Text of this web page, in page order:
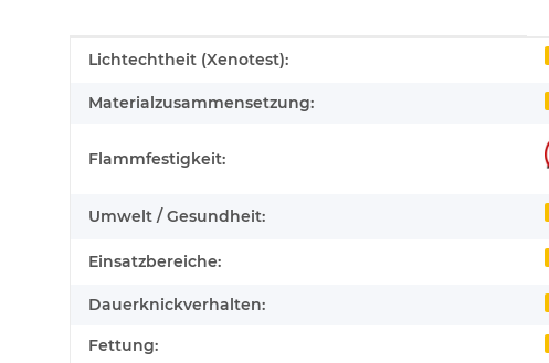
Produkteigenschaft
Wert
Lichtechtheit (Xenotest):
Materialzusammensetzung:
Flammfestigkeit:
Umwelt / Gesundheit:
Einsatzbereiche:
Dauerknickverhalten:
Fettung: